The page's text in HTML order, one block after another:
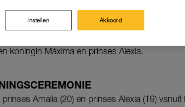
en prinsessen Amalia en Alexia
met het meehossen, het meehuilen én
koningin Máxima en prinses Alexia.
Amalia (20) en prinses Alexia (19) vanuit
Instellen Akkoord